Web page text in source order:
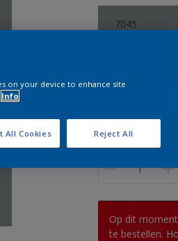
7045
Grootte
Aantal
Op dit
te bestellen.
on your device to enhance site
Info
Reject All
All Cookies